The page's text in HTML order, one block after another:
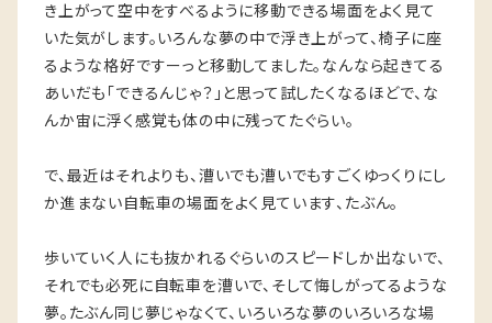
き上がって空中をすべるように移動できる場面をよく見て
いた気がします。いろんな夢の中で浮き上がって、椅子に座
るような格好ですーっと移動してました。なんなら起きてる
あいだも「できるんじゃ？」と思って試したくなるほどで、な
んか宙に浮く感覚も体の中に残ってたぐらい。
で、最近はそれよりも、漕いでも漕いでもすごくゆっくりにし
か進まない自転車の場面をよく見ています、たぶん。
歩いていく人にも抜かれるぐらいのスピードしか出ないで、
それでも必死に自転車を漕いで、そして悔しがってるような
夢。たぶん同じ夢じゃなくて、いろいろな夢のいろいろな場